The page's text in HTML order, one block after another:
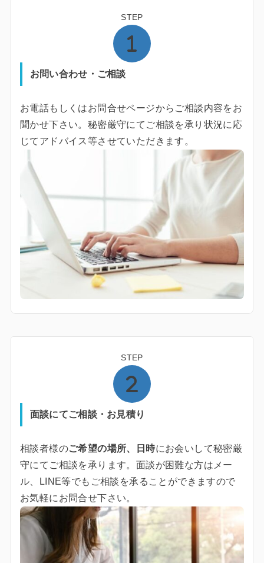
STEP
お問い合わせ・ご相談
お電話もしくはお問合せページからご相談内容をお
聞かせ下さい。秘密厳守にてご相談を承り状況に応
じてアドバイス等させていただきます。
STEP
面談にてご相談・お見積り
相談者様のご希望の場所、日時にお会いして秘密厳
守にてご相談を承ります。面談が困難な方はメー
ル、LINE等でもご相談を承ることができますので
お気軽にお問合せ下さい。